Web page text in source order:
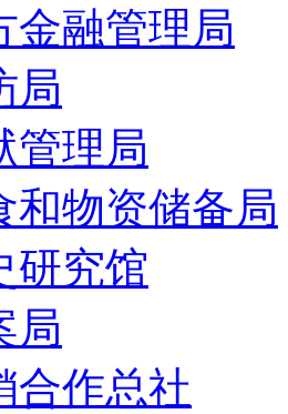
金融管理局
局
管理局
和物资储备局
研究馆
局
合作总社